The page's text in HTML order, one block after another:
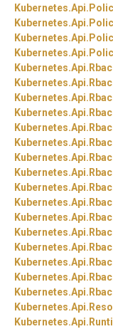
Kubernetes.Api.
Kubernetes.Api.
Kubernetes.Api.
Kubernetes.Api.
Kubernetes.Api. Rbac
Kubernetes.Api.
Kubernetes.Api.
Kubernetes.Api.
Kubernetes.Api.
Kubernetes.Api.
Kubernetes.Api.
Kubernetes.Api.
Kubernetes.Api.
Kubernetes.Api.
Kubernetes.Api.
Kubernetes.Api.
Kubernetes.Api.
Kubernetes.Api.
Kubernetes.Api.
Kubernetes.Api.
Kubernetes.Api.
Kubernetes.Api.